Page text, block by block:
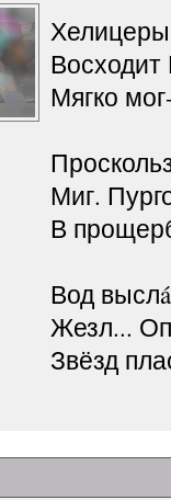
Мягко
Миг.
В
Вод
Жезл...
Звёзд